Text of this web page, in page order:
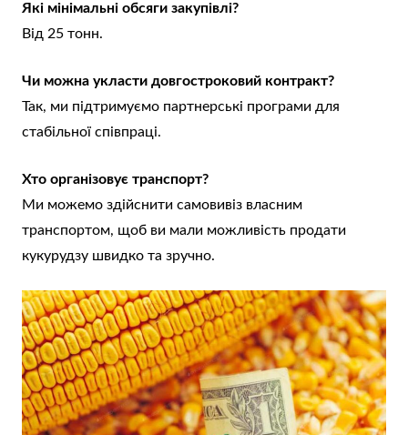
Які мінімальні обсяги закупівлі?
Від 25 тонн.
Чи можна укласти довгостроковий контракт?
Так, ми підтримуємо партнерські програми для
стабільної співпраці.
Хто організовує транспорт?
Ми можемо здійснити самовивіз власним
транспортом, щоб ви мали можливість продати
кукурудзу швидко та зручно.